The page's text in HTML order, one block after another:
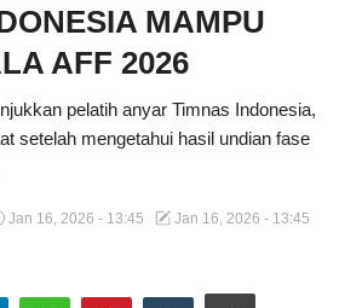
MAMPU
AFF 2026
pelatih anyar Timnas Indonesia,
setelah mengetahui hasil undian fase
Jan 16, 2026 - 13:45
Jan 16, 2026 - 13:45